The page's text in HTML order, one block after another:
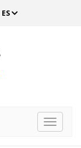
ES
Toggle